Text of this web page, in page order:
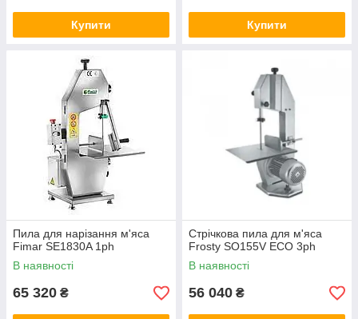
Купити Купити
Пила для нарізання м'яса
Fimar SE1830A 1ph
В наявності
65 320 ₴
Стрічкова пила для м'яса
Frosty SO155V ECO 3ph
В наявності
56 040 ₴